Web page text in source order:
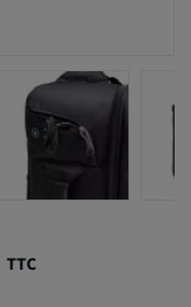
TTC